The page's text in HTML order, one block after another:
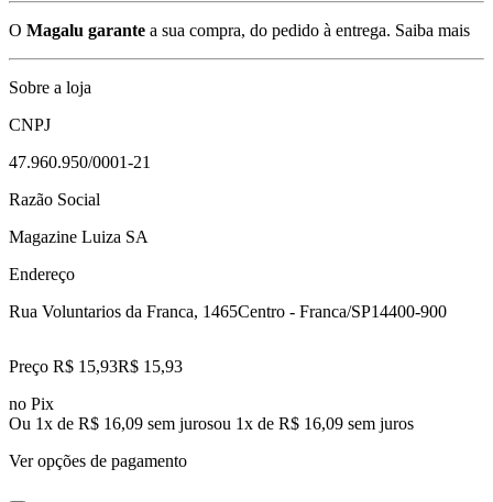
O Magalu garante a sua compra, do pedido à entrega. Saiba mais
Sobre a loja
CNPJ
47.960.950/0001-21
Razão Social
Magazine Luiza SA
Endereço
Rua Voluntarios da Franca, 1465Centro - Franca/SP14400-900
Preço R$ 15,93R$ 15,93
no Pix
Ou 1x de R$ 16,09 sem jurosou 1x de R$ 16,09 sem juros
Ver opções de pagamento